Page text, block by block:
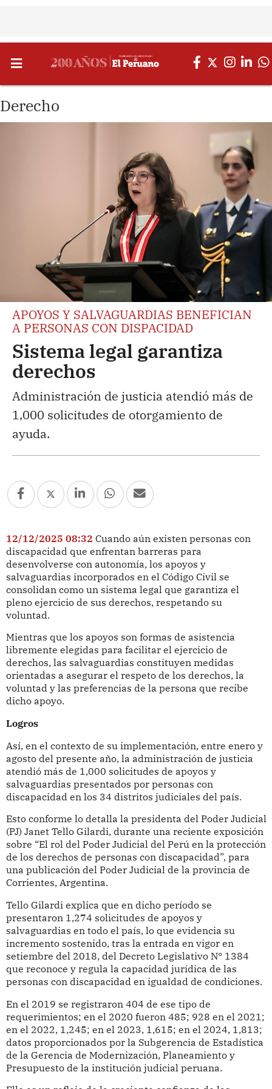
Derecho
APOYOS Y SALVAGUARDIAS BENEFICIAN
A PERSONAS CON DISPACIDAD
Sistema legal garantiza
derechos
Administración de justicia atendió más de
1,000 solicitudes de otorgamiento de
ayuda.
12/12/2025 08:32 Cuando aún existen personas con
discapacidad que enfrentan barreras para
desenvolverse con autonomía, los apoyos y
salvaguardias incorporados en el Código Civil se
consolidan como un sistema legal que garantiza el
pleno ejercicio de sus derechos, respetando su
voluntad.
Mientras que los apoyos son formas de asistencia
libremente elegidas para facilitar el ejercicio de
derechos, las salvaguardias constituyen medidas
orientadas a asegurar el respeto de los derechos, la
voluntad y las preferencias de la persona que recibe
dicho apoyo.
Logros
Así, en el contexto de su implementación, entre enero y
agosto del presente año, la administración de justicia
atendió más de 1,000 solicitudes de apoyos y
salvaguardias presentados por personas con
discapacidad en los 34 distritos judiciales del país.
Esto conforme lo detalla la presidenta del Poder Judicial
(PJ) Janet Tello Gilardi, durante una reciente exposición
sobre “El rol del Poder Judicial del Perú en la protección
de los derechos de personas con discapacidad”, para
una publicación del Poder Judicial de la provincia de
Corrientes, Argentina.
Tello Gilardi explica que en dicho período se
presentaron 1,274 solicitudes de apoyos y
salvaguardias en todo el país, lo que evidencia su
incremento sostenido, tras la entrada en vigor en
setiembre del 2018, del Decreto Legislativo N° 1384
que reconoce y regula la capacidad jurídica de las
personas con discapacidad en igualdad de condiciones.
En el 2019 se registraron 404 de ese tipo de
requerimientos; en el 2020 fueron 485; 928 en el 2021;
en el 2022, 1,245; en el 2023, 1,615; en el 2024, 1,813;
datos proporcionados por la Subgerencia de Estadística
de la Gerencia de Modernización, Planeamiento y
Presupuesto de la institución judicial peruana.